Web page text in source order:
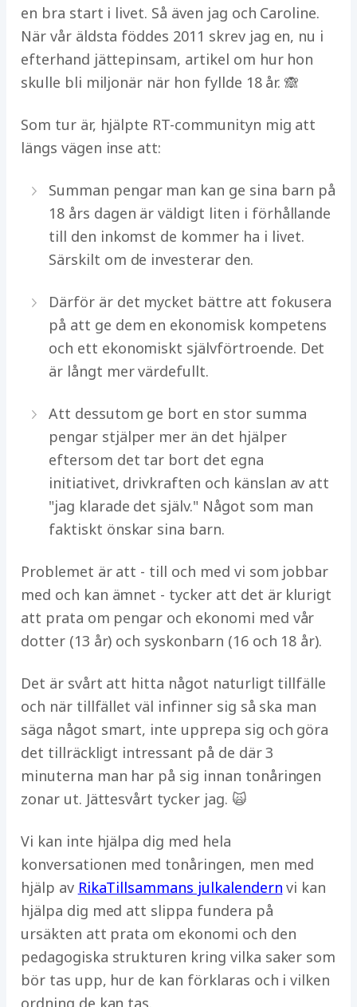
en bra start i livet. Så även jag och Caroline.
När vår äldsta föddes 2011 skrev jag en, nu i
efterhand jättepinsam, artikel om hur hon
skulle bli miljonär när hon fyllde 18 år. 🙈
Som tur är, hjälpte RT-communityn mig att
längs vägen inse att:
Summan pengar man kan ge sina barn på
18 års dagen är väldigt liten i förhållande
till den inkomst de kommer ha i livet.
Särskilt om de investerar den.
Därför är det mycket bättre att fokusera
på att ge dem en ekonomisk kompetens
och ett ekonomiskt självförtroende. Det
är långt mer värdefullt.
Att dessutom ge bort en stor summa
pengar stjälper mer än det hjälper
eftersom det tar bort det egna
initiativet, drivkraften och känslan av att
"jag klarade det själv." Något som man
faktiskt önskar sina barn.
Problemet är att - till och med vi som jobbar
med och kan ämnet - tycker att det är klurigt
att prata om pengar och ekonomi med vår
dotter (13 år) och syskonbarn (16 och 18 år).
Det är svårt att hitta något naturligt tillfälle
och när tillfället väl infinner sig så ska man
säga något smart, inte upprepa sig och göra
det tillräckligt intressant på de där 3
minuterna man har på sig innan tonåringen
zonar ut. Jättesvårt tycker jag. 🙀
Vi kan inte hjälpa dig med hela
konversationen med tonåringen, men med
hjälp av RikaTillsammans julkalendern vi kan
hjälpa dig med att slippa fundera på
ursäkten att prata om ekonomi och den
pedagogiska strukturen kring vilka saker som
bör tas upp, hur de kan förklaras och i vilken
ordning de kan tas.